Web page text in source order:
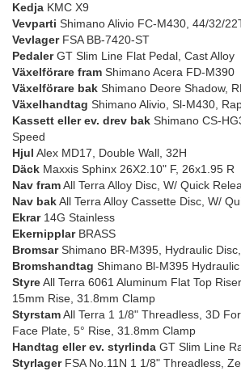
Kedja KMC X9
Vevparti Shimano Alivio FC-M430, 44/32/
VevlagerFSA BB-7420-ST
PedalerGT Slim Line Flat Pedal, Cast Alloy
Växelförare fram Shimano Acera FD-M390
Växelförare bak Shimano Deore Shadow,
Växelhandtag Shimano Alivio, Sl-M430,
Kassett eller ev. drev bak Shimano CS-
Speed
Hjul Alex MD17, Double Wall, 32H
Däck Maxxis Sphinx 26X2.10" F, 26x1.95 R
Nav framAll Terra Alloy Disc, W/ Quick
Nav bakAll Terra Alloy Cassette Disc, W/
Ekrar14G Stainless
EkernipplarBRASS
BromsarShimano BR-M395, Hydraulic
Bromshandtag Shimano Bl-M395 Hydraulic
StyreAll Terra 6061 Aluminum Flat Top
15mm Rise, 31.8mm Clamp
StyrstamAll Terra 1 1/8" Threadless, 3D
Face Plate, 5° Rise, 31.8mm Clamp
Handtag eller ev. styrlinda GT Slim Line
StyrlagerFSA No.11N 1 1/8" Threadless,